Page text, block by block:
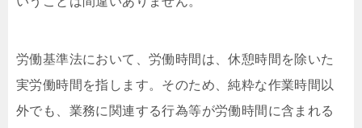
労働基準法において、労働時間は、休憩時間を除いた
実労働時間を指します。そのため、純粋な作業時間以
外でも、業務に関連する⾏為等が労働時間に含まれる